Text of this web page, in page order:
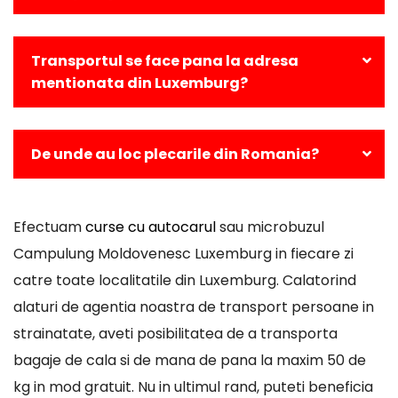
0040332 407 430.
persoane Campulung Moldovenesc Luxemburg sau
puteti face rezervare si prin telefon.
Transportul se face pana la adresa
mentionata din Luxemburg?
Luxemburg se vor efectua la adresa specificata de
dvs.
De unde au loc plecarile din Romania?
statiile oraselor din care fac parte.
Efectuamcurse cu autocarulsau microbuzul
Campulung Moldovenesc Luxemburg in fiecare zi
catre toate localitatile din Luxemburg. Calatorind
alaturi de agentia noastra de transport persoane in
strainatate, aveti posibilitatea de a transporta
bagaje de cala si de mana de pana la maxim 50 de
kg in mod gratuit. Nu in ultimul rand, puteti beneficia